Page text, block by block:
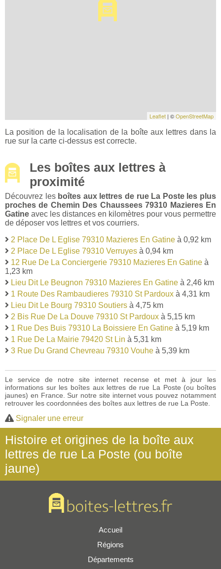
Leaflet | ©OpenStreetMap
La position de la localisation de la boîte aux lettres dans la
rue sur la carte ci-dessus est correcte.
Les boîtes aux lettres à
proximité
Découvrez les boîtes aux lettres de rue La Poste les plus
proches de Chemin Des Chaussees 79310 Mazieres En
Gatine avec les distances en kilomètres pour vous permettre
de déposer vos lettres et vos courriers.
2 Place De L Eglise 79310 Mazieres En Gatine à 0,92 km
2 Place De L Eglise 79310 Verruyes à 0,94 km
12 Rue De La Conciergerie 79310 Mazieres En Gatine à
1,23 km
Lieu Dit Le Beugnon 79310 Mazieres En Gatine à 2,46 km
1 Route Des Rambaudieres 79310 St Pardoux à 4,31 km
Lieu Dit Le Bourg 79310 Soutiers à 4,75 km
2 Bis Rue De La Douve 79310 St Pardoux à 5,15 km
1 Rue Des Buis 79310 La Boissiere En Gatine à 5,19 km
1 Rue De La Mairie 79420 St Lin à 5,31 km
3 Rue Du Grand Chevreau 79310 Vouhe à 5,39 km
Le service de notre site internet recense et met à jour les
informations sur les boîtes aux lettres de rue La Poste (ou boîtes
jaunes) en France. Sur notre site internet vous pouvez notamment
retrouver les coordonnées des boîtes aux lettres de rue La Poste.
Signaler une erreur
Histoire et origines de la boîte aux
lettres de rue La Poste (ou boîte
jaune)
Accueil
Régions
Départements